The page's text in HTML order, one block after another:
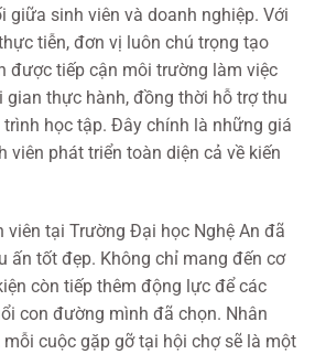
giữa sinh viên và doanh nghiệp. Với
tiễn, đơn vị luôn chú trọng tạo
được tiếp cận môi trường làm việc
gian thực hành, đồng thời hỗ trợ thu
học tập. Đây chính là những giá
viên phát triển toàn diện cả về kiến
viên tại Trường Đại học Nghệ An đã
ấn tốt đẹp. Không chỉ mang đến cơ
còn tiếp thêm động lực để các
con đường mình đã chọn. Nhân
cuộc gặp gỡ tại hội chợ sẽ là một